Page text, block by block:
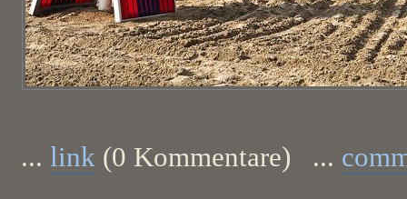
... link (0 Kommentare) ...